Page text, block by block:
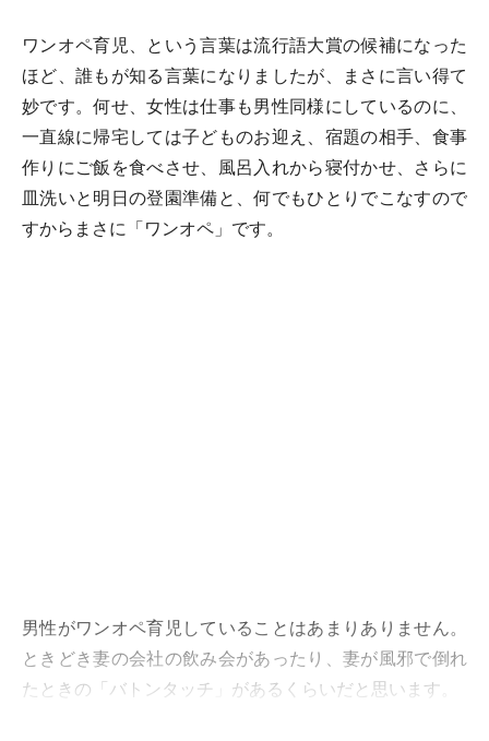
ワンオペ育児、という言葉は流行語大賞の候補になった
ほど、誰もが知る言葉になりましたが、まさに言い得て
妙です。何せ、女性は仕事も男性同様にしているのに、
一直線に帰宅しては子どものお迎え、宿題の相手、食事
作りにご飯を食べさせ、風呂入れから寝付かせ、さらに
皿洗いと明日の登園準備と、何でもひとりでこなすので
すからまさに「ワンオペ」です。
男性がワンオペ育児していることはあまりありません。
ときどき妻の会社の飲み会があったり、妻が風邪で倒れ
たときの「バトンタッチ」があるくらいだと思います。